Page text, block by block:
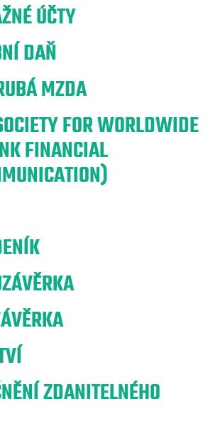
ÚČTY
DAŇ
MZDA
FOR WORLDWIDE
FINANCIAL
ZDANITELNÉHO